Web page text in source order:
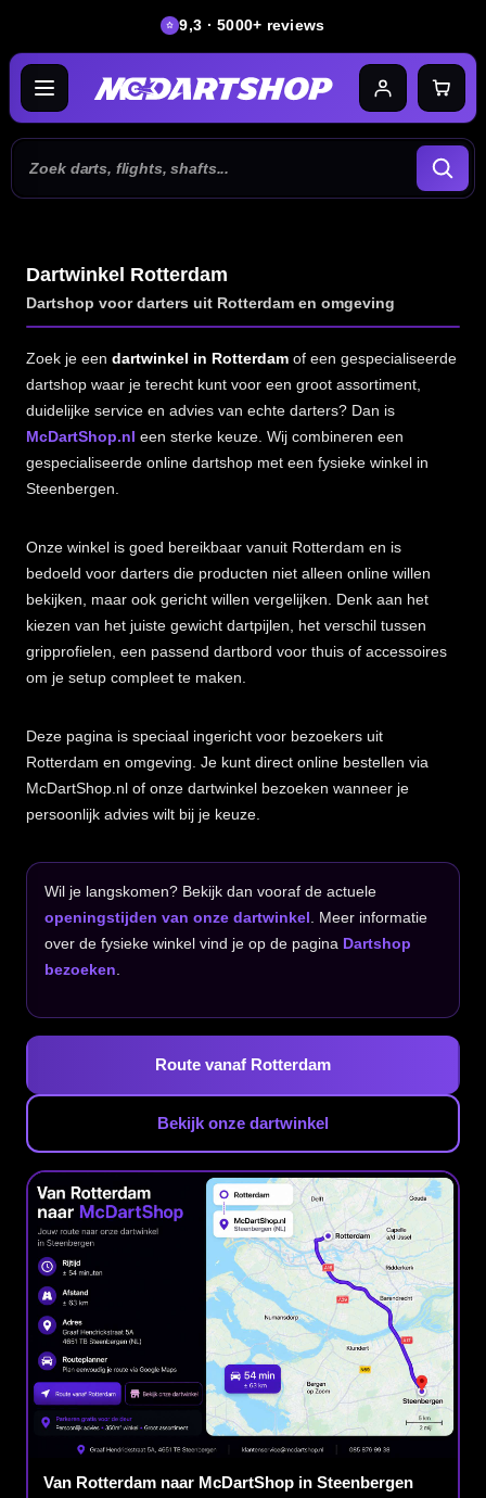
9,3 · 5000+ reviews
Dartwinkel Rotterdam
Dartshop voor darters uit Rotterdam en omgeving
Zoek je eendartwinkel in Rotterdam of een gespecialiseerde
dartshop waar je terecht kunt voor een groot assortiment,
duidelijke service en advies van echte darters? Dan is
McDartShop.nl een sterke keuze. Wij combineren een
gespecialiseerde online dartshop met een fysieke winkel in
Steenbergen.
Onze winkel is goed bereikbaar vanuit Rotterdam en is
bedoeld voor darters die producten niet alleen online willen
bekijken, maar ook gericht willen vergelijken. Denk aan het
kiezen van het juiste gewicht dartpijlen, het verschil tussen
gripprofielen, een passend dartbord voor thuis of accessoires
om je setup compleet te maken.
Deze pagina is speciaal ingericht voor bezoekers uit
Rotterdam en omgeving. Je kunt direct online bestellen via
McDartShop.nl of onze dartwinkel bezoeken wanneer je
persoonlijk advies wilt bij je keuze.
Wil je langskomen? Bekijk dan vooraf de actuele
openingstijden van onze dartwinkel . Meer informatie
over de fysieke winkel vind je op de pagina Dartshop
bezoeken
Route vanaf Rotterdam
Bekijk onze dartwinkel
Van Rotterdam naar McDartShop in Steenbergen